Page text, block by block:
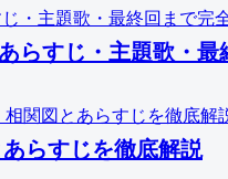
らすじ・主題歌・最
らすじを徹底解説